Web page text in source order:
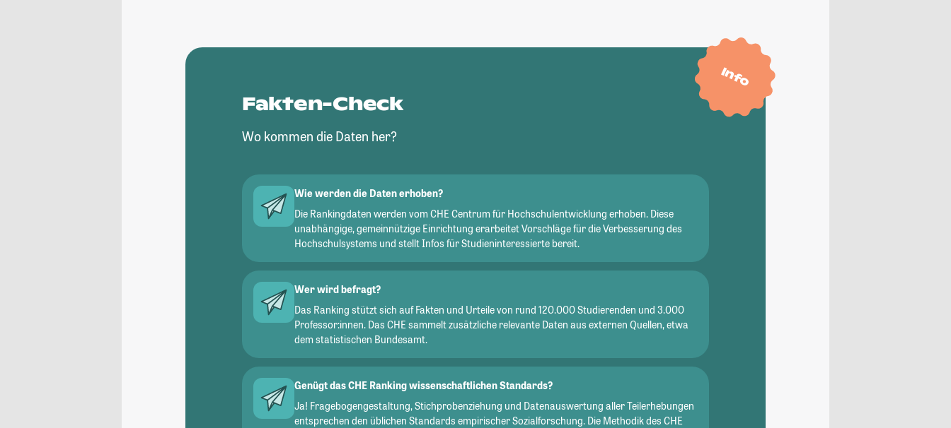
Info
Fakten-Check
Wo kommen die Daten her?
Wie werden die Daten erhoben?
Die Rankingdaten werden vom CHE Centrum für Hochschulentwicklung erhoben. Diese
unabhängige, gemeinnützige Einrichtung erarbeitet Vorschläge für die Verbesserung des
Hochschulsystems und stellt Infos für Studieninteressierte bereit.
Wer wird befragt?
Das Ranking stützt sich auf Fakten und Urteile von rund 120.000 Studierenden und 3.000
Professor:innen. Das CHE sammelt zusätzliche relevante Daten aus externen Quellen, etwa
dem statistischen Bundesamt.
Genügt das CHE Ranking wissenschaftlichen Standards?
Ja! Fragebogengestaltung, Stichprobenziehung und Datenauswertung aller Teilerhebungen
entsprechen den üblichen Standards empirischer Sozialforschung. Die Methodik des CHE